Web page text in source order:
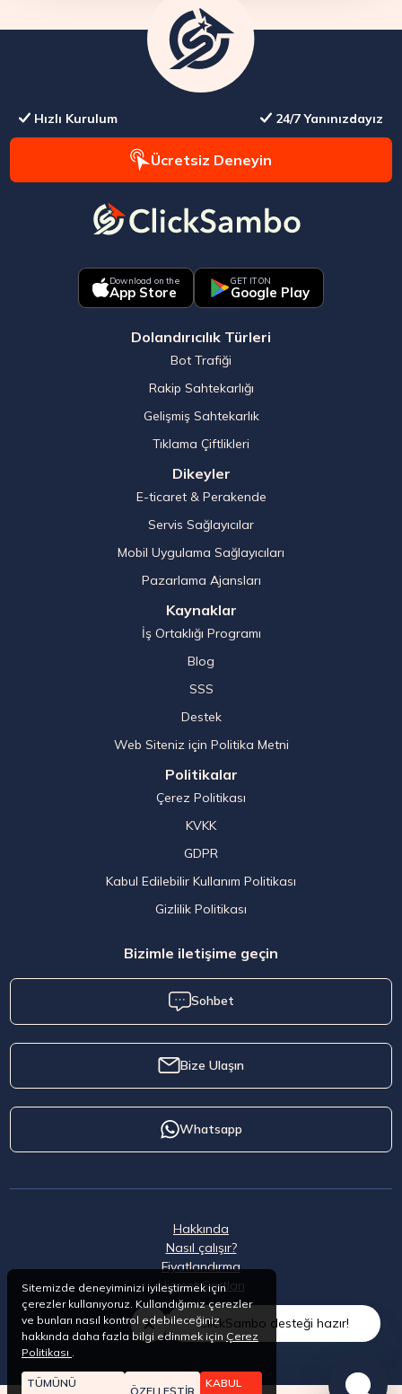
Hızlı Kurulum 24/7 Yanınızdayız
Ücretsiz Deneyin
Download on the
App Store
GET IT ON
Google Play
Dolandırıcılık Türleri
Bot Trafiği
Rakip Sahtekarlığı
Gelişmiş Sahtekarlık
Tıklama Çiftlikleri
Dikeyler
E-ticaret & Perakende
Servis Sağlayıcılar
Mobil Uygulama Sağlayıcıları
Pazarlama Ajansları
Kaynaklar
İş Ortaklığı Programı
Blog
SSS
Destek
Web Siteniz için Politika Metni
Politikalar
Çerez Politikası
KVKK
GDPR
Kabul Edilebilir Kullanım Politikası
Gizlilik Politikası
Bizimle iletişime geçin
Sohbet
Bize Ulaşın
Whatsapp
Hakkında
Nasıl çalışır?
Fiyatlandırma
Hizmet Şartları
ClickSambo desteği hazır!
Sitemizde deneyiminizi iyileştirmek için
çerezler kullanıyoruz. Kullandığımız çerezler
ve bunları nasıl kontrol edebileceğiniz
hakkında daha fazla bilgi edinmek için Çerez
Politikası .
TÜMÜNÜ
ÖZELLEŞTİR
KABUL